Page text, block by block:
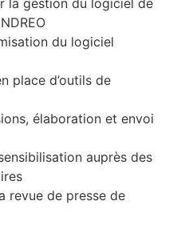
la gestion du logiciel de
du logiciel
place d’outils de
élaboration et envoi
auprès des
revue de presse de